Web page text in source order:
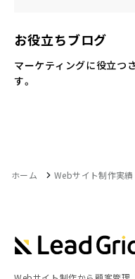
お役立ちブログ
マーケティングに役立つ
す。
ホーム Webサイト制作実績